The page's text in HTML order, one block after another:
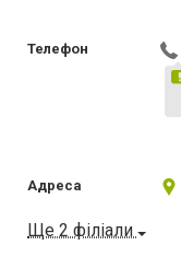
Телефон
Адреса
Ще 2 філіали